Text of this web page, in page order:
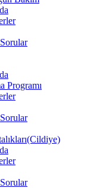
Programı